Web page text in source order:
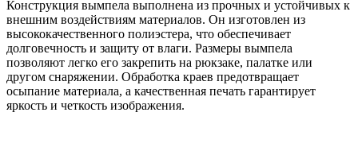
Конструкция вымпела выполнена из прочных и устойчивых к
внешним воздействиям материалов. Он изготовлен из
высококачественного полиэстера, что обеспечивает
долговечность и защиту от влаги. Размеры вымпела
позволяют легко его закрепить на рюкзаке, палатке или
другом снаряжении. Обработка краев предотвращает
осыпание материала, а качественная печать гарантирует
яркость и четкость изображения.